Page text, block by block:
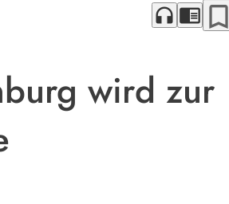
headphones chrome_reader_mode bookmark_border
wird zur